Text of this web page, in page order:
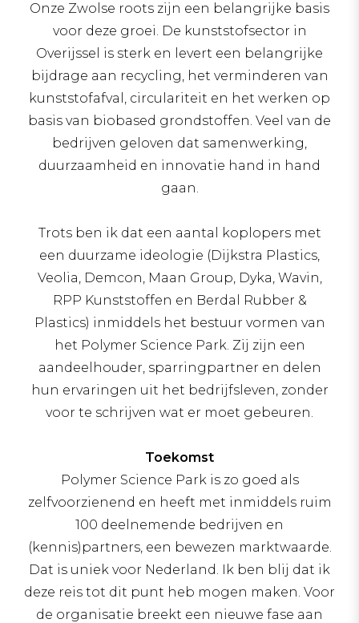
Onze Zwolse roots zijn een belangrijke basis
voor deze groei. De kunststofsector in
Overijssel is sterk en levert een belangrijke
bijdrage aan recycling, het verminderen van
kunststofafval, circulariteit en het werken op
basis van biobased grondstoffen. Veel van de
bedrijven geloven dat samenwerking,
duurzaamheid en innovatie hand in hand
gaan.
Trots ben ik dat een aantal koplopers met
een duurzame ideologie (Dijkstra Plastics,
Veolia, Demcon, Maan Group, Dyka, Wavin,
RPP Kunststoffen en Berdal Rubber &
Plastics) inmiddels het bestuur vormen van
het Polymer Science Park. Zij zijn een
aandeelhouder, sparringpartner en delen
hun ervaringen uit het bedrijfsleven, zonder
voor te schrijven wat er moet gebeuren.
Toekomst
Polymer Science Park is zo goed als
zelfvoorzienend en heeft met inmiddels ruim
100 deelnemende bedrijven en
(kennis)partners, een bewezen marktwaarde.
Dat is uniek voor Nederland. Ik ben blij dat ik
deze reis tot dit punt heb mogen maken. Voor
de organisatie breekt een nieuwe fase aan